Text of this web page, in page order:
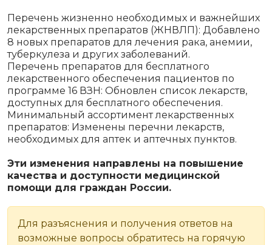
Перечень жизненно необходимых и важнейших
лекарственных препаратов (ЖНВЛП): Добавлено
8 новых препаратов для лечения рака, анемии,
туберкулеза и других заболеваний.
Перечень препаратов для бесплатного
лекарственного обеспечения пациентов по
программе 16 ВЗН: Обновлен список лекарств,
доступных для бесплатного обеспечения.
Минимальный ассортимент лекарственных
препаратов: Изменены перечни лекарств,
необходимых для аптек и аптечных пунктов.
Эти изменения направлены на повышение
качества и доступности медицинской
помощи для граждан России.
Для разъяснения и получения ответов на
возможные вопросы обратитесь на горячую